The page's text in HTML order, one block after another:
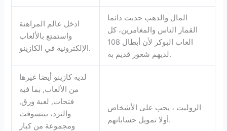
ادخل عالم المراهنة
واستمتع بالألعاب
الإلكترونية في الكازينو.
المال والذهب جذبت دائما
القمار الناس والمغامرين، كل
العاب البوكر لأن أبطال 108
لديهم شعور قديم به.
لديه كازينو أيضا غيرها
من الألعاب, بما فيه
فتحات, لعبة ورق,
والنرد، بيتسوفت
ومجموعة من كبار
الروليت ، يجب على الأشخاص
أولا تمويل حساباتهم.